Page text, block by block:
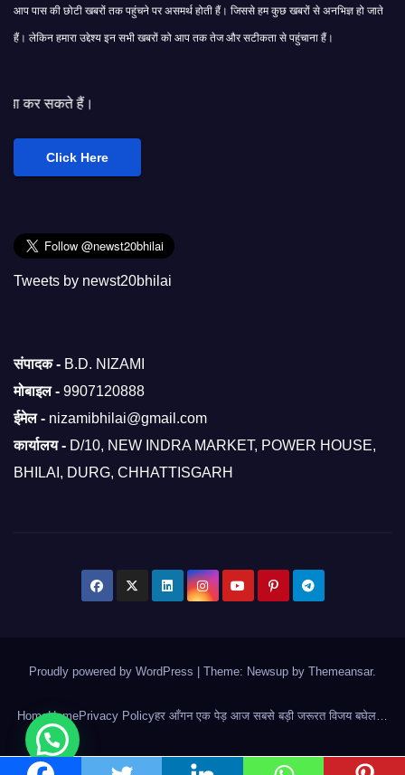
आप पास की छोटी खबरों तक पहुंचने पर असमर्थ होती हैं। जिससे हम कुछ खबरों से अनभिज्ञ हो जाते
हैं। लेकिन हमारा उद्देश्य इन सभी खबरों को आप तक तेज और सटीकता से पहुंचाना हैं।
Click Here
Tweets by newst20bhilai
संपादक - B.D. NIZAMI
मोबाइल - 9907120888
ईमेल - nizamibhilai@gmail.com
कार्यालय - D/10, NEW INDRA MARKET, POWER HOUSE,
BHILAI, DURG, CHHATTISGARH
Proudly powered by WordPress Theme: Newsup by Themeansar.
HomeHomePrivacy Policyहर आँगन एक पेड़ आज सबसे बड़ी जरूरत विजय बघेल…